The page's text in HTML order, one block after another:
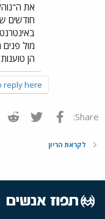
את
חודשים
מול
הן
reply here.
Share: פייסבוק Twitter
לקראת הריון